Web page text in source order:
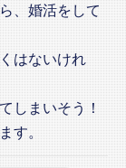
、婚活をして
はないけれ
しまいそう！
す。